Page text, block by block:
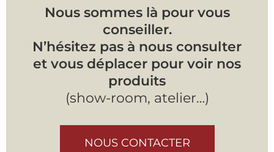
Nous sommes là pour vous
conseiller.
N’hésitez pas à nous consulter
et vous déplacer pour voir nos
produits
(show-room, atelier…)
NOUS CONTACTER